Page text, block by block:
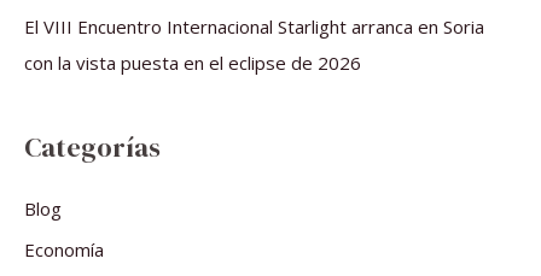
El VIII Encuentro Internacional Starlight arranca en Soria
con la vista puesta en el eclipse de 2026
Categorías
Blog
Economía